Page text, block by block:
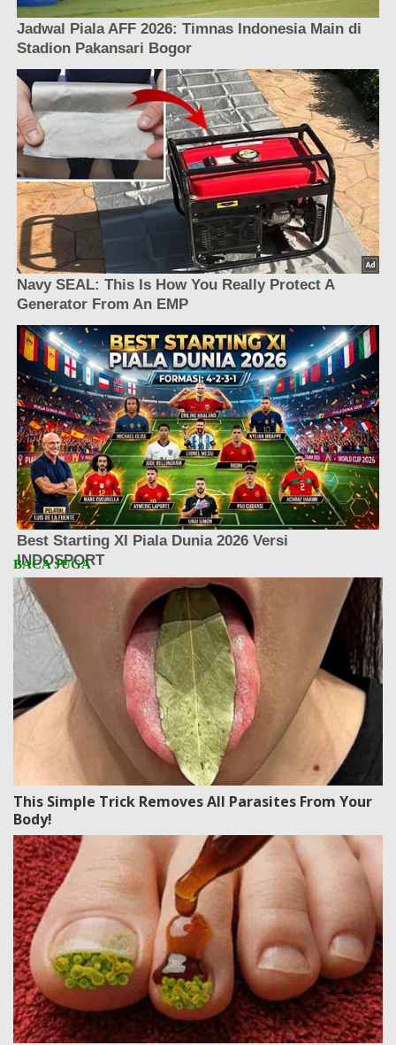
This Simple Trick Removes All Parasites From Your
Body!